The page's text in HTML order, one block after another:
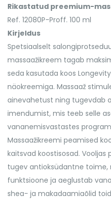
of
Rikastatud preemium-
Ref. 12080P-Proff. 100 ml
Kirjeldus
Spetsiaalselt
massaažikreem tagab
seda kasutada koos
näokreemiga. Massaaž
ainevahetust ning tugevdab
imendumist, mis teeb selle
vananemisvastastes
Massaažikreemi peamised
kaitsvad koostisosad.
tugev antioksüdantne toime,
funktsioone ja aeglustab
shea- ja makadaamiaõlid